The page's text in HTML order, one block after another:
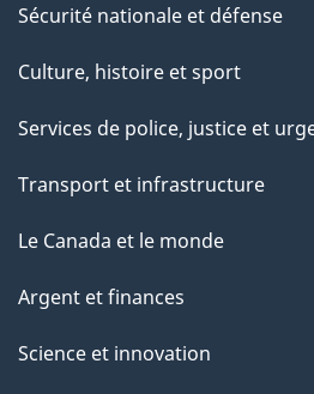
Sécurité nationale et défense
Culture, histoire et sport
Services de police, justice et
Transport et infrastructure
Le Canada et le monde
Argent et finances
Science et innovation